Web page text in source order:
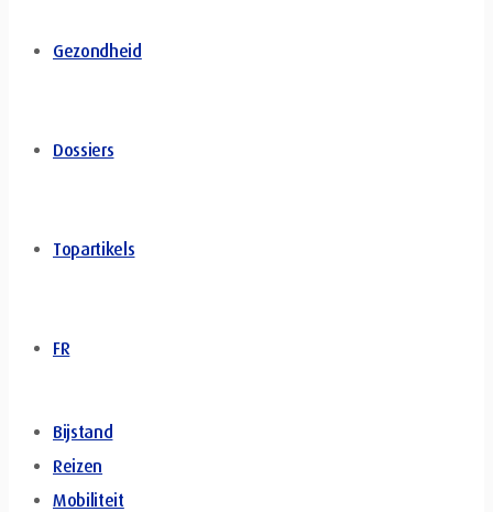
Gezondheid
Dossiers
Topartikels
FR
Bijstand
Reizen
Mobiliteit